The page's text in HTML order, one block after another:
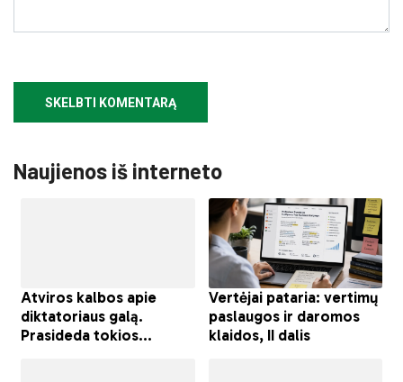
Naujienos iš interneto